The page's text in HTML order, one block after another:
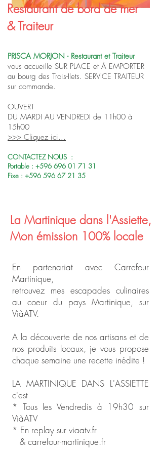
Restaurant de bord de mer
& Traiteur
PRISCA MORJON - Restaurant et Traiteur
vous accueille SUR PLACE et À EMPORTER
au bourg des Trois-Ilets. SERVICE TRAITEUR
sur commande.
OUVERT
DU MARDI AU VENDREDI de 11h00 à
15h00
>>> Cliquez ici...
CONTACTEZ NOUS :
Portable : +596 696 01 71 31
Fixe : +596 596 67 21 35
La Martinique dans l'Assiette,
Mon émission 100% locale
En partenariat avec Carrefour
Martinique,
retrouvez mes escapades culinaires
au coeur du pays Martinique, sur
ViàATV.
A la découverte de nos artisans et de
nos produits locaux, je vous propose
chaque semaine une recette inédite !
LA MARTINIQUE DANS L'ASSIETTE
c'est
* Tous les Vendredis à 19h30 sur
ViàATV
* En replay sur viaatv.fr
& carrefour-martinique.fr